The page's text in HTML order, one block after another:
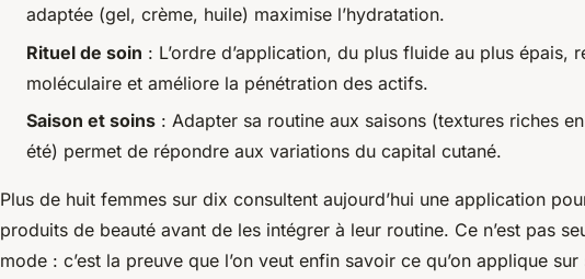
adaptée (gel, crème, huile) maximise l’hydratation.
Rituel de soin : L’ordre d’application, du plus fluide au plus épais,
moléculaire et améliore la pénétration des actifs.
Saison et soins : Adapter sa routine aux saisons (textures riches
été) permet de répondre aux variations du capital cutané.
Plus de huit femmes sur dix consultent aujourd’hui une application
produits de beauté avant de les intégrer à leur routine. Ce n’est pas
mode : c’est la preuve que l’on veut enfin savoir ce qu’on applique